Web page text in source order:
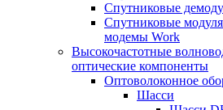
Спутниковые
Спутниковые
модемы Work
Высокочастотные
оптические компоненты
Оптоволоконное
Шасси